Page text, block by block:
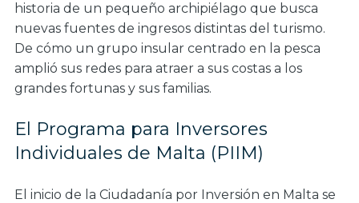
historia de un pequeño archipiélago que busca
nuevas fuentes de ingresos distintas del turismo.
De cómo un grupo insular centrado en la pesca
amplió sus redes para atraer a sus costas a los
grandes fortunas y sus familias.
El Programa para Inversores
Individuales de Malta (PIIM)
El inicio de la Ciudadanía por Inversión en Malta se